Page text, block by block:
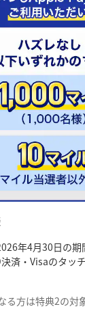
年4月30日の期
済・Visaのタッ
る方は特典2の対